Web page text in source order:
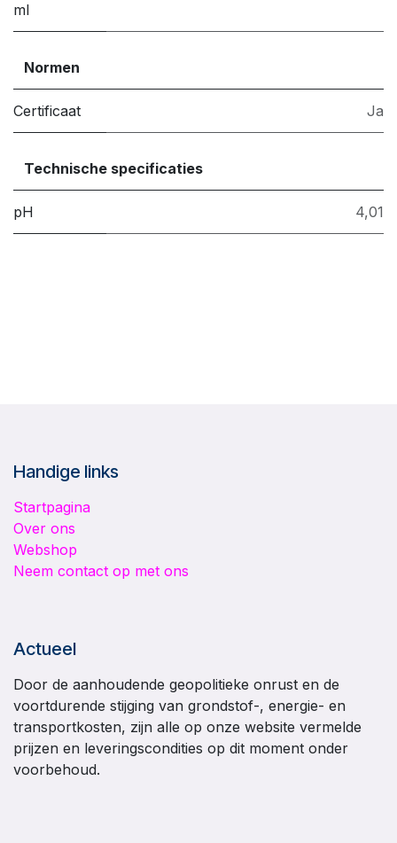
ml
Normen
Certificaat Ja
Technische specificaties
pH 4,01
Handige links
Startpagina
Over ons
Webshop
Neem contact op met ons
Actueel
Door de aanhoudende geopolitieke onrust en de
voortdurende stijging van grondstof-, energie- en
transportkosten, zijn alle op onze website vermelde
prijzen en leveringscondities op dit moment onder
voorbehoud.